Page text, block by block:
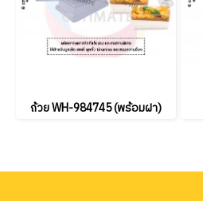
ถ้วย WH-984745 (พร้อมฝา)